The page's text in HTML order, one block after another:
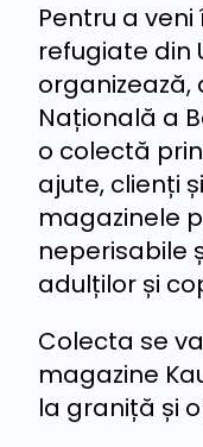
Pentru a
refugiate din
organizează,
Națională a
o colectă
ajute, clienți
magazinele
neperisabile
adulților și
Colecta se
magazine
la graniță și